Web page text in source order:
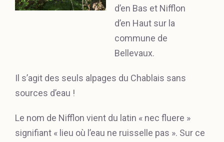
d’en Bas et Nifflon
d’en Haut sur la
commune de
Bellevaux.
Il s’agit des seuls alpages du Chablais sans
sources d’eau !
Le nom de Nifflon vient du latin « nec fluere »
signifiant « lieu où l’eau ne ruisselle pas ». Sur ce